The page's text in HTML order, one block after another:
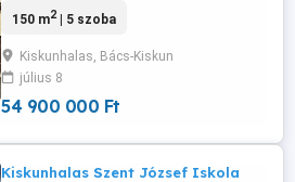
városközpont közelében egy 380 m2
150 m2 hasznos lakóterületű, eltolt
szintes családi ház eladó! Az ingatlan
1983-ban épült Poroton téglából, ...
150 m2| 5 szoba
Kiskunhalas, Bács-Kiskun
július 8
54 900 000 Ft
Kiskunhalas Szent József Iskola